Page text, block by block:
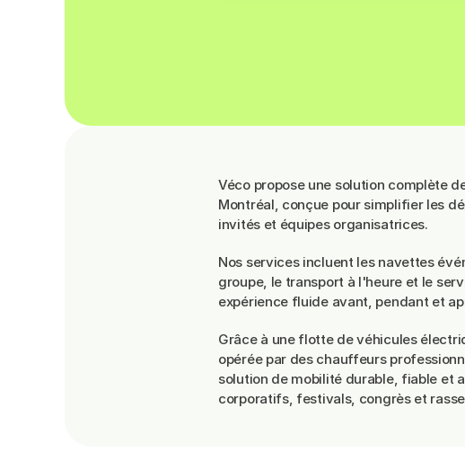
Véco propose une solution complète
Montréal, conçue pour simplifier les
invités et équipes organisatrices.
Nos services incluent les navettes
groupe, le transport à l'heure et le
expérience fluide avant, pendant et
Grâce à une flotte de véhicules
opérée par des chauffeurs
solution de mobilité durable, fiable et
corporatifs, festivals, congrès et